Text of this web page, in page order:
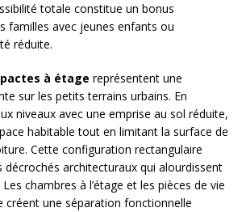
totale constitue un bonus
familles avec jeunes enfants ou
réduite.
à étage représentent une
sur les petits terrains urbains. En
niveaux avec une emprise au sol réduite,
habitable tout en limitant la surface de
Cette configuration rectangulaire
décrochés architecturaux qui alourdissent
chambres à l’étage et les pièces de vie
créent une séparation fonctionnelle